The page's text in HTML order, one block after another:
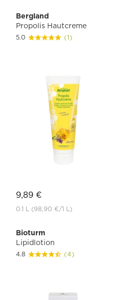
Bergland
Propolis Hautcreme
5.0 (1)
9,89 €
0.1 L (98,90 €/1 L)
Bioturm
Lipidlotion
4.8 (4)